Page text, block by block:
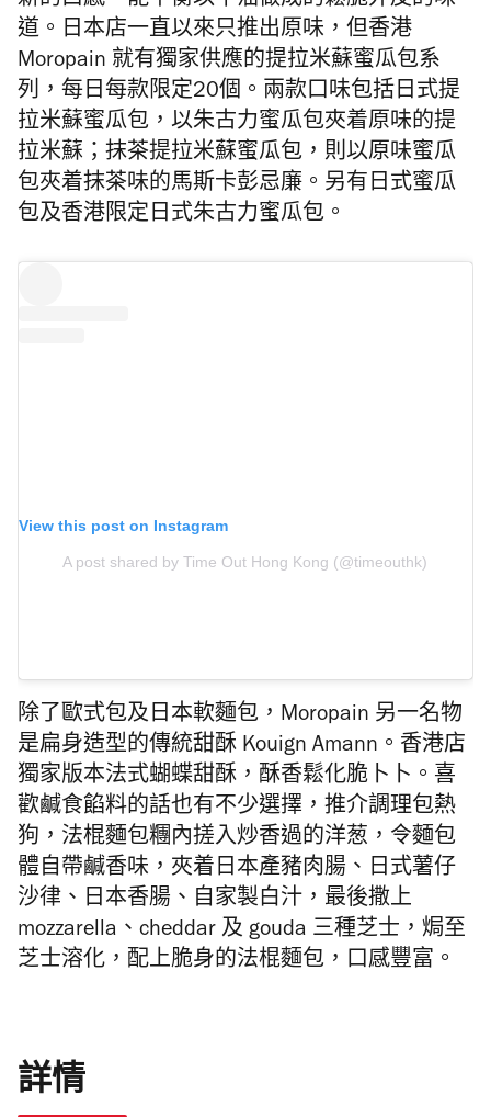
道。日本店一直以來只推出原味，但香港
Moropain 就有獨家供應的提拉米蘇蜜瓜包系
列，每日每款限定20個。兩款口味包括日式提
拉米蘇蜜瓜包，以朱古力蜜瓜包夾着原味的提
拉米蘇；抹茶提拉米蘇蜜瓜包，則以原味蜜瓜
包夾着抹茶味的馬斯卡彭忌廉。另有日式蜜瓜
包及香港限定日式朱古力蜜瓜包。
View this post on Instagram
A post shared by Time Out Hong Kong (@timeouthk)
除了歐式包及日本軟麵包，Moropain 另一名物
是扁身造型的傳統甜酥 Kouign Amann。香港店
獨家版本法式蝴蝶甜酥，酥香鬆化脆卜卜。喜
歡鹹食餡料的話也有不少選擇，推介調理包熱
狗，法棍麵包糰內搓入炒香過的洋葱，令麵包
體自帶鹹香味，夾着日本產豬肉腸、日式薯仔
沙律、日本香腸、自家製白汁，最後撒上
mozzarella、cheddar 及 gouda 三種芝士，焗至
芝士溶化，配上脆身的法棍麵包，口感豐富。
詳情